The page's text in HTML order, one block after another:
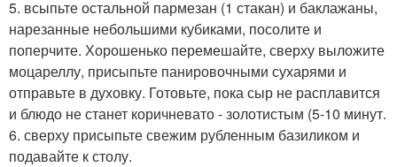
5. всыпьте остальной пармезан (1 стакан) и баклажаны,
нарезанные небольшими кубиками, посолите и
поперчите. Хорошенько перемешайте, сверху выложите
моцареллу, присыпьте панировочными сухарями и
отправьте в духовку. Готовьте, пока сыр не расплавится
и блюдо не станет коричневато - золотистым (5-10 минут.
6. сверху присыпьте свежим рубленным базиликом и
подавайте к столу.